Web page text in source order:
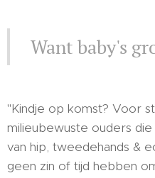
Want baby's
"Kindje op komst? Voor
milieubewuste ouders die
van hip, tweedehands &
geen zin of tijd hebben